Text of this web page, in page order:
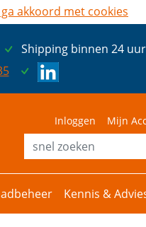
Shipping binnen 24 uur
Inloggen Mijn
Kennis &
akkoord met cookies